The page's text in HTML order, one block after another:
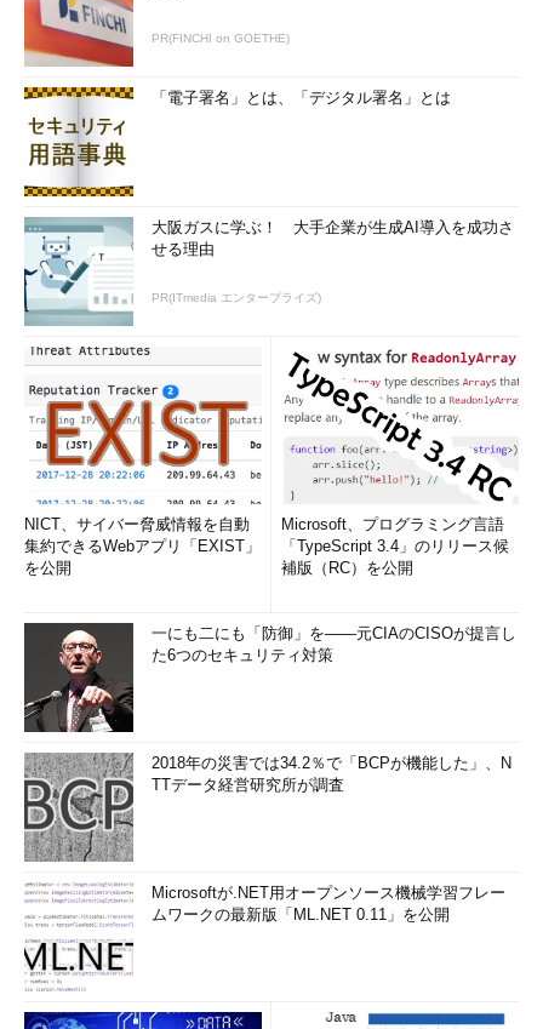
操作方法
改行コードをDOS形式にするには、本来ならばUNIXやMacか
らのデータ転送時にすませておくのが望ましい。例えばデータの
エクスポート時にMS-DOS形式で書き出しておくとか、FTPなら
ばバイナリ・モードではなく、テキスト・モードを使って転送す
るなどの方法がある。
だがすでに転送してしまったファイルの場合は、Windows OS
の標準環境だけならば、次のような方法で改行コードを変換する
ことができる。
●方法1―moreコマンドを使う方法
コマンド・プロンプト上でmoreコマンドに通すことにより、
UNIX形式の改行コードをDOS形式に変換することができる。
C:\Text>more < unix.txt > unix-converted.txt
……moreコマ
ンドに通す
C:\Text>
83 Sample text..サン
00000010 93 83 76 83 8B 83 65 83 4C 83 58 83 67
0A31 プルテキスト..1
00000020 32 33 34 35
ただしこの方法では、シフトJIS以外の漢字コードの場合は正
しく変換できないし、Mac形式のファイルを変換することもでき
ない（Mac形式の場合は、最後に0x0Aが付加されるだけ）。ま
た［TAB］コード（文字コードでいうと0x09）は、（デフォルト
では）8桁ごとの空白文字に変換されてしまう。moreコマンドの
オプションなどについては、「more /?」を実行すると表示され
PR(FINCHI on GOETHE)
「電子署名」とは、「デジタル署名」とは
大阪ガスに学ぶ！ 大手企業が生成AI導入を成功さ
せる理由
PR(ITmedia エンタープライズ)
NICT、サイバー脅威情報を自動
集約できるWebアプリ「EXIST」
を公開
Microsoft、プログラミング言語
「TypeScript 3.4」のリリース候
補版（RC）を公開
一にも二にも「防御」を――元CIAのCISOが提言し
た6つのセキュリティ対策
2018年の災害では34.2％で「BCPが機能した」、N
TTデータ経営研究所が調査
Microsoftが.NET用オープンソース機械学習フレー
ムワークの最新版「ML.NET 0.11」を公開